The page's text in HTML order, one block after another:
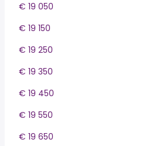
€ 19 050
€ 19 150
€ 19 250
€ 19 350
€ 19 450
€ 19 550
€ 19 650